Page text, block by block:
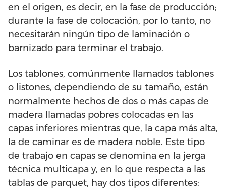
en el origen, es decir, en la fase de producción;
durante la fase de colocación, por lo tanto, no
necesitarán ningún tipo de laminación o
barnizado para terminar el trabajo.
Los tablones, comúnmente llamados tablones
o listones, dependiendo de su tamaño, están
normalmente hechos de dos o más capas de
madera llamadas pobres colocadas en las
capas inferiores mientras que, la capa más alta,
la de caminar es de madera noble. Este tipo
de trabajo en capas se denomina en la jerga
técnica multicapa y, en lo que respecta a las
tablas de parquet, hay dos tipos diferentes: